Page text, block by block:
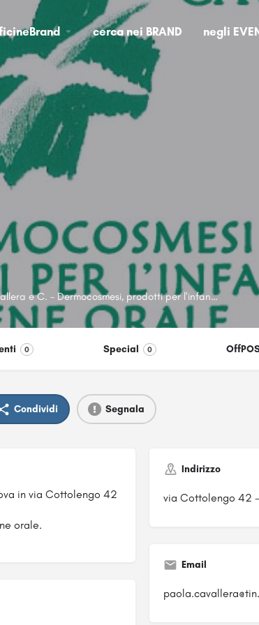
cerca nei BRAND negli
Farmacia Cavallera snc del Dottor Antonio Cavallera e C. - Dermocosmesi, prodotti per l'infanzia, igiene orale.
0 Special 0
Condividi Segnala
in via Cottolengo 42
orale.
Indirizzo
via Cottolengo 42
Email